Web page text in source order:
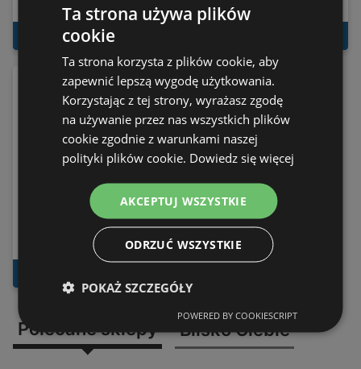
Ważne do 16.08.2026
DO GAZETKI
Ważne do 08.08.2026
Festiwal rabatów
Ważne do 25.08.2026
Polecane sklepy Blisko Ciebie
Ta strona używa plików
cookie
Ta strona korzysta z plików cookie, aby
zapewnić lepszą wygodę użytkowania.
Korzystając z tej strony, wyrażasz zgodę
na używanie przez nas wszystkich plików
cookie zgodnie z warunkami naszej
polityki plików cookie. Dowiedz się więcej
AKCEPTUJ WSZYSTKIE
ODRZUĆ WSZYSTKIE
POKAŻ SZCZEGÓŁY
POWERED BY COOKIESCRIPT